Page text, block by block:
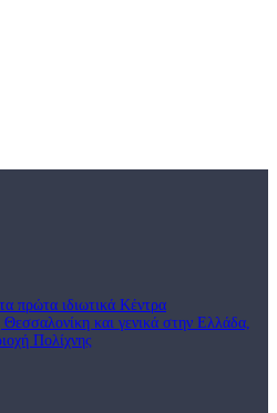
πρώτα ιδιωτικά Κέντρα
και γενικά στην Ελλάδα,
Πολίχνης